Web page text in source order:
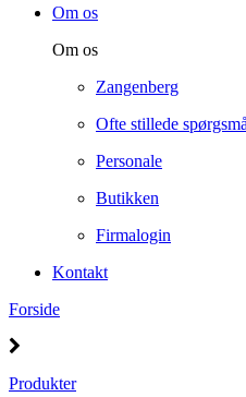
Om os
Om os
Zangenberg
Ofte stillede
Personale
Butikken
Firmalogin
Kontakt
Forside
Produkter